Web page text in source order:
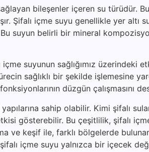
bileşenler içeren su türüdür.
Şifalı içme suyu genellikle yer altı
suyun belirli bir mineral
suyunun sağlığımız üzerindeki
sağlıklı bir şekilde işlemesine
düzgün çalışmasını
sahip olabilir. Kimi şifalı
gösterebilir. Bu çeşitlilik, şifalı
ve keşif ile, farklı bölgelerde
içme suyu yalnızca bir içecek